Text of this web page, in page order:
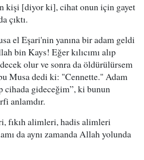
kişi [diyor ki], cihat onun için gayet
çıktı.
el Eşari'nin yanına bir adam geldi
bin Kays! Eğer kılıcımı alıp
olur ve sonra da öldürülürsem
Musa dedi ki: "Cennette." Adam
cihada gideceğim”, ki bunun
anlamdır.
fıkıh alimleri, hadis alimleri
da aynı zamanda Allah yolunda